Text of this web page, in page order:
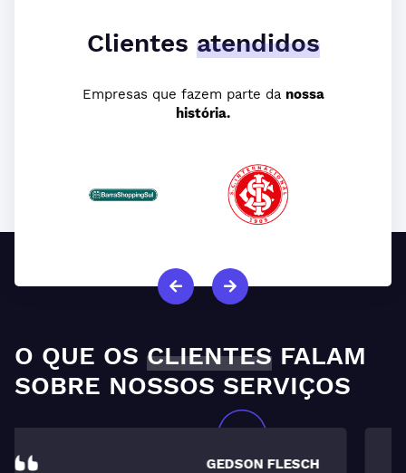
Clientes atendidos
Empresas que fazem parte da nossa
história.
O QUE OS CLIENTES FALAM
SOBRE NOSSOS SERVIÇOS
MARCELO